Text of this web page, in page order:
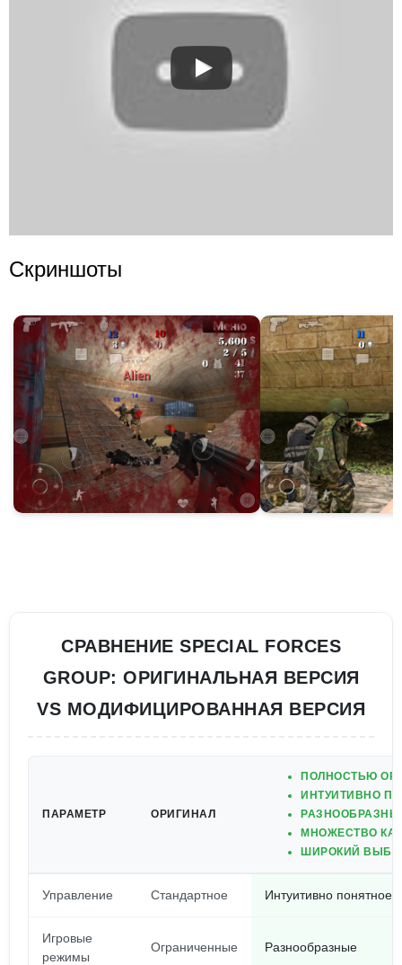
Скриншоты
СРАВНЕНИЕ SPECIAL FORCES
GROUP: ОРИГИНАЛЬНАЯ ВЕРСИЯ
VS МОДИФИЦИРОВАННАЯ ВЕРСИЯ
ПАРАМЕТР ОРИГИНАЛ
ПОЛНОСТЬЮ
ИНТУИТИВНО
МНОЖЕСТВО
ШИРОКИЙ
Управление Стандартное Интуитивно понятное
Игровые
режимы
Ограниченные Разнообразные